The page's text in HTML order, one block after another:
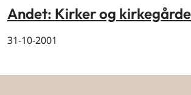
Andet: Kirker og kirkegårde
31-10-2001